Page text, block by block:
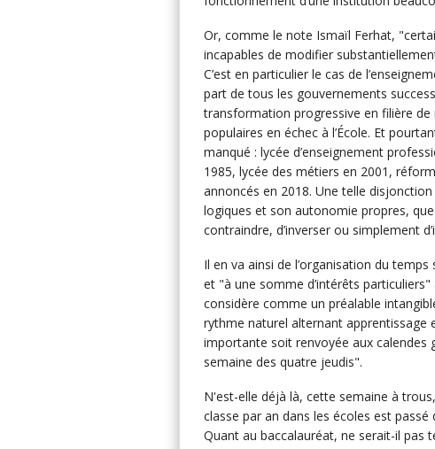
Or, comme le note Ismaïl Ferhat,
incapables de modifier
C’est en particulier le cas de
part de tous les gouvernements
transformation progressive en filière
populaires en échec à l’École. Et
manqué : lycée d’enseignement
1985, lycée des métiers en 2001,
annoncés en 2018. Une telle
logiques et son autonomie propres,
contraindre, d’inverser ou simplement
Il en va ainsi de l’organisation du
et "à une somme d’intérêts
considère comme un préalable
rythme naturel alternant
importante soit renvoyée aux calendes
semaine des quatre jeudis".
N'est-elle déjà là, cette semaine à
classe par an dans les écoles est
Quant au baccalauréat, ne serait-il pas